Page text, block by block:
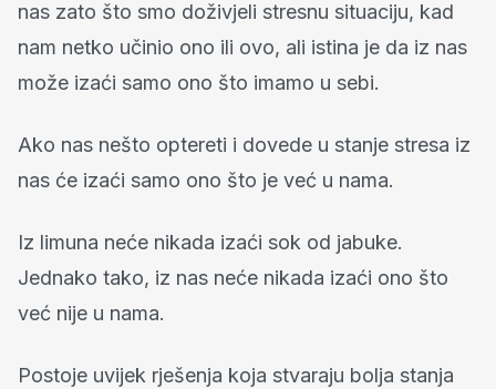
nas zato što smo doživjeli stresnu situaciju, kad
nam netko učinio ono ili ovo, ali istina je da iz nas
može izaći samo ono što imamo u sebi.
Ako nas nešto optereti i dovede u stanje stresa iz
nas će izaći samo ono što je već u nama.
Iz limuna neće nikada izaći sok od jabuke.
Jednako tako, iz nas neće nikada izaći ono što
već nije u nama.
Postoje uvijek rješenja koja stvaraju bolja stanja